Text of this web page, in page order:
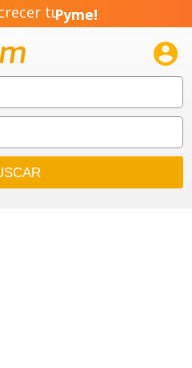
tuPyme!
Emprendimiento!
